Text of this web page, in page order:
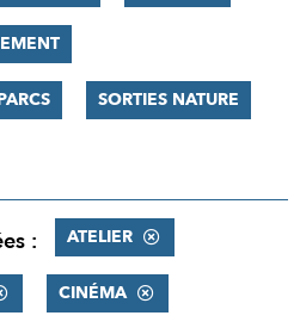
SORTIES NATURE
: ATELIER
CINÉMA